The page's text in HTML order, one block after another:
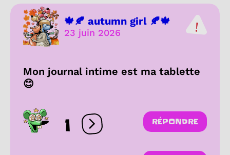
🍁🍂 autumn girl 🍂🍁
23 juin 2026
Mon journal intime est ma tablette
😊
1 Ouvrir les réactions
RÉPONDRE